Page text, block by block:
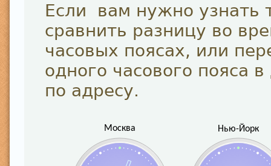
Если вам нужно узнать
сравнить разницу во
часовых поясах, или
одного часового пояса
по адресу.
Москва Нью-Йорк